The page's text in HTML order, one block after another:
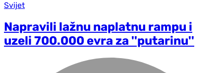
Svijet
Napravili lažnu naplatnu rampu i
uzeli 700.000 evra za ''putarinu''